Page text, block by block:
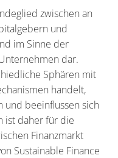
zwischen an
und
im Sinne der
dar.
Sphären mit
handelt,
und beeinflussen sich
ist daher für die
Finanzmarkt
Sustainable Finance